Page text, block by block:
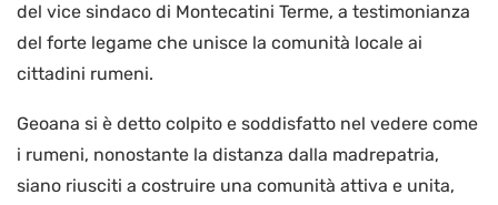
del vice sindaco di Montecatini Terme, a testimonianza
del forte legame che unisce la comunità locale ai
cittadini rumeni.
Geoana si è detto colpito e soddisfatto nel vedere come
i rumeni, nonostante la distanza dalla madrepatria,
siano riusciti a costruire una comunità attiva e unita,